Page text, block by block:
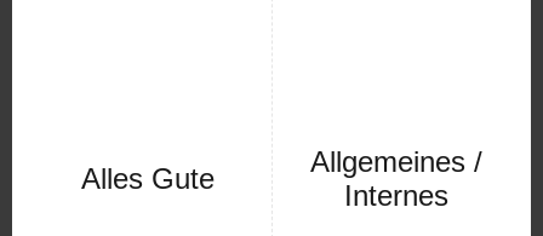
Alles Gute
Allgemeines /
Internes